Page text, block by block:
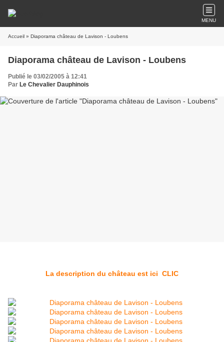
MENU
Accueil » Diaporama château de Lavison - Loubens
Diaporama château de Lavison - Loubens
Publié le 03/02/2005 à 12:41
Par Le Chevalier Dauphinois
La description du château est ici CLIC